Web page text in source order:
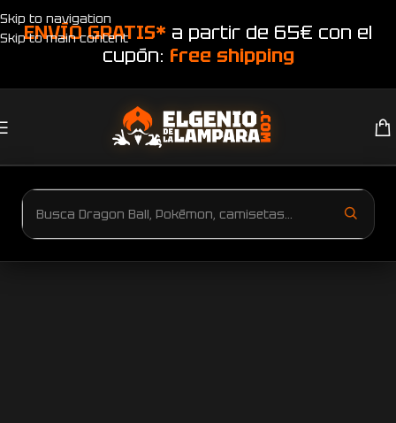
Skip to navigation
Skip to main content
ENVÍO GRATIS* a partir de 65€ con el
cupón: free shipping